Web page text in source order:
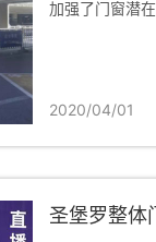
加强了门窗潜
2020/04/01
圣堡罗整体